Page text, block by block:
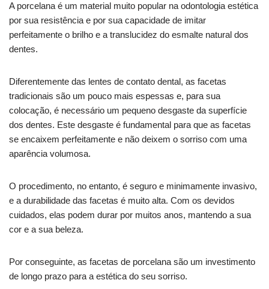
A porcelana é um material muito popular na odontologia estética
por sua resistência e por sua capacidade de imitar
perfeitamente o brilho e a translucidez do esmalte natural dos
dentes.
Diferentemente das lentes de contato dental, as facetas
tradicionais são um pouco mais espessas e, para sua
colocação, é necessário um pequeno desgaste da superfície
dos dentes. Este desgaste é fundamental para que as facetas
se encaixem perfeitamente e não deixem o sorriso com uma
aparência volumosa.
O procedimento, no entanto, é seguro e minimamente invasivo,
e a durabilidade das facetas é muito alta. Com os devidos
cuidados, elas podem durar por muitos anos, mantendo a sua
cor e a sua beleza.
Por conseguinte, as facetas de porcelana são um investimento
de longo prazo para a estética do seu sorriso.